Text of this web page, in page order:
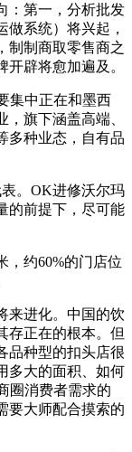
第一，分析批发
系统）将兴起，
制制商取零售商之
辟将愈加遍及。
中正在和墨西
旗下涵盖高端、
多种业态，自有品
。OK进修沃尔玛
的前提下，尽可能
约60%的门店位
进化。中国的饮
存正在的根本。但
品种型的扣头店很
多大的面积、如何
圈消费者需求的
要大师配合摸索的